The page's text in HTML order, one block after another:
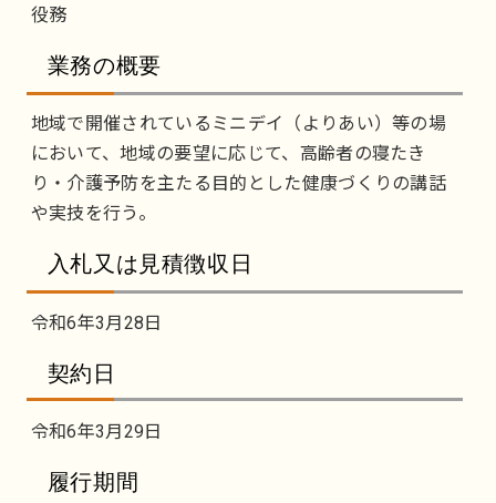
役務
業務の概要
地域で開催されているミニデイ（よりあい）等の場
において、地域の要望に応じて、高齢者の寝たき
り・介護予防を主たる目的とした健康づくりの講話
や実技を行う。
入札又は見積徴収日
令和6年3月28日
契約日
令和6年3月29日
履行期間